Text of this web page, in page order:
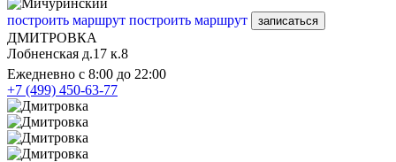
построить маршрут построить маршрут записаться
ДМИТРОВКА
Лобненская д.17 к.8
Ежедневно с 8:00 до 22:00
+7 (499) 450-63-77